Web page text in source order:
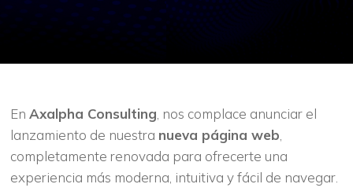
En Axalpha Consulting , nos complace anunciar el
lanzamiento de nuestra nueva página web
completamente renovada para ofrecerte una
experiencia más moderna, intuitiva y fácil de navegar.